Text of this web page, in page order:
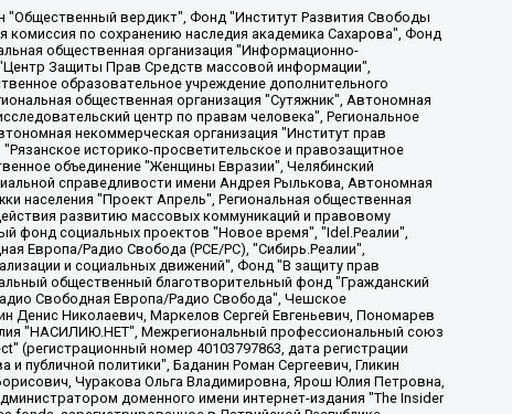
программ "Лилит", Дальневосточное общественное движение "Маяк", Санкт-Петербургская ЛГБТ-инициативная группа "Выход", Инициативная группа ЛГБТ+ "Реверс", Алексеев Андрей Викторович, Бекбулатова Таисия Львовна, Беляев Иван Михайлович, Владыкина Елена Сергеевна, Гельман Марат Александрович, Никульшина Вероника Юрьевна, Толоконникова Надежда Андреевна, Шендерович Виктор Анатольевич, Общество с ограниченной ответственностью "Данное сообщение", Общество с ограниченной ответственностью Издательский дом "Новая глава", Айнбиндер Александра Александровна, Московский комьюнити-центр для ЛГБТ+инициатив, Благотворительный фонд развития филантропии, Deutsche Welle (Германия, Kurt-Schumacher-Strasse 3, 53113 Bonn), Борзунова Мария Михайловна, Воробьев Виктор Викторович, Голубева Анна Львовна, Константинова Алла Михайловна, Малкова Ирина Владимировна, Мурадов Мурад Абдулгалимович, Осетинская Елизавета Николаевна, Понасенков Евгений Николаевич, Ганапольский Матвей Юрьевич, Киселев Евгений Алексеевич, Борухович Ирина Григорьевна, Дремин Иван Тимофеевич, Дубровский Дмитрий Викторович, Красноярская региональная общественная организация поддержки и развития альтернативных образовательных технологий и межкультурных коммуникаций "ИНТЕРРА", Маяковская Екатерина Алексеевна, Фейгин Марк Захарович, Филимонов Андрей Викторович, Дзугкоева Регина Николаевна, Доброхотов Роман Александрович, Дудь Юрий Александрович, Елкин Сергей Владимирович, Кругликов Кирилл Игоревич, Сабунаева Мария Леонидовна, Семенов Алексей Владимирович, Шаинян Карен Багратович, Шульман Екатерина Михайловна, Асафьев Артур Валерьевич, Вахштайн Виктор Семенович, Венедиктов Алексей Алексеевич, Лушникова Екатерина Евгеньевна, Волков Леонид Михайлович, Невзоров Александр Глебович, Пархоменко Сергей Борисович, Сироткин Ярослав Николаевич, Кара-Мурза Владимир Владимирович, Баранова Наталья Владимировна, Гозман Леонид Яковлевич, Кагарлицкий Борис Юльевич, Климарев Михаил Валерьевич, Милов Владимир Станиславович, Автономная некоммерческая организация Краснодарский центр современного искусства "Типография", Моргенштерн Алишер Тагирович, Соболь Любовь Эдуардовна, Общество с ограниченной ответственностью "ЛИЗА НОРМ", Каспаров Гарри Кимович, Ходорковский Михаил Борисович, Общество с ограниченной ответственностью "Апрельские тезисы", Данилович Ирина Брониславовна, Кашин Олег Владимирович, Петров Николай Владимирович, Пивоваров Алексей Владимирович, Соколов Михаил Владимирович, Цветкова Юлия Владимировна, Чичваркин Евгений Александрович, Комитет против пыток/Команда против пыток, Общество с ограниченной ответственностью "Первый научный", Общество с ограниченной ответственностью "Вертолет и ко", Белоцерковская Вероника Борисовна, Кац Максим Евгеньевич, Лазарева Татьяна Юрьевна, Шаведдинов Руслан Табризович, Яшин Илья Валерьевич, Общество с ограниченной ответственностью "Иноагент ААВ", Алешковский Дмитрий Петрович, Альбац Евгения Марковна, Быков Дмитрий Львович, Галямина Юлия Евгеньевна, Лойко Сергей Леонидович, Мартынов Кирилл Константинович, Медведев Сергей Александрович, Крашенинников Федор Геннадиевич, Гордеева Катерина Вл